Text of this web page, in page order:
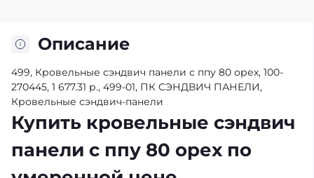
Описание
499, Кровельные сэндвич панели с ппу 80 орех, 100-
270445, 1 677.31 р., 499-01, ПК СЭНДВИЧ ПАНЕЛИ,
Кровельные сэндвич-панели
Купить кровельные сэндвич
панели с ппу 80 орех по